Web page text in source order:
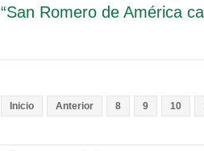
“San Romero de América
Inicio Anterior 8 9 10